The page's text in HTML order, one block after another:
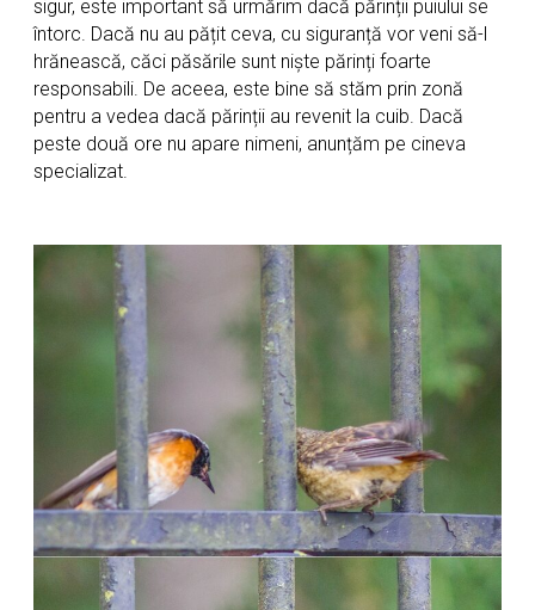
sigur, este important să urmărim dacă părinții puiului se
întorc. Dacă nu au pățit ceva, cu siguranță vor veni să-l
hrănească, căci păsările sunt niște părinți foarte
responsabili. De aceea, este bine să stăm prin zonă
pentru a vedea dacă părinții au revenit la cuib. Dacă
peste două ore nu apare nimeni, anunțăm pe cineva
specializat.